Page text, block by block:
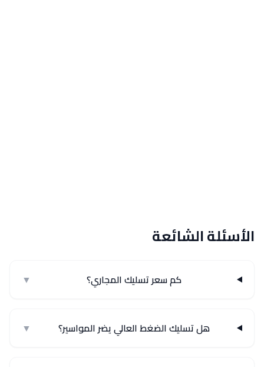
الأسئلة الشائعة
كم سعر تسليك المجاري؟ ▼
هل تسليك الضغط العالي يضر المواسير؟ ▼